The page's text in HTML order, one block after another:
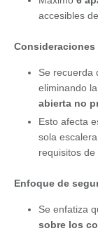
accesibles
Se recuerda
eliminando
abierta no
Esto afecta
sola
requisitos de
Enfoque de
Se enfatiza
sobre los